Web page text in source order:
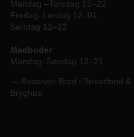
Mandag –Torsdag 12–22
Fredag–Lørdag 12–01
Søndag 12–22
Madboder
Mandag–Søndag 12–21
→ Reservér Bord i Streetfood &
Bryghus.